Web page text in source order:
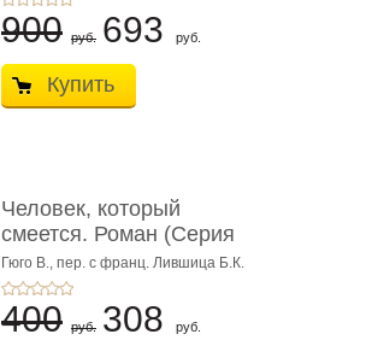
900 руб. 693 руб.
Купить
Человек, который
смеется. Роман (Серия
«Роман с ...
Гюго В., пер. с франц. Лившица Б.К.
400 руб. 308 руб.